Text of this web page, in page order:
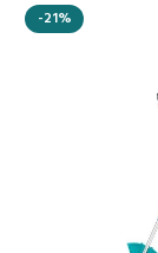
-21%